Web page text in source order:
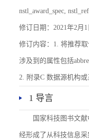
唯一标识符规则
nstl_award_spec,
修订日期：2021年2月1
修订内容：1. 将推荐
涉及到的属性包括
2. 附录C 数据源机构或
1 导言
国家科技图书文
经形成了从科技信息